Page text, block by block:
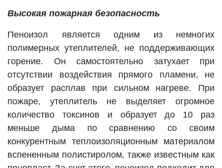
Высокая пожарная безопасность
Пеноизол является одним из немногих
полимерных утеплителей, не поддерживающих
горение. Он самостоятельно затухает при
отсутствии воздействия прямого пламени, не
образует расплав при сильном нагреве. При
пожаре, утеплитель не выделяет огромное
количество токсинов и образует до 10 раз
меньше дыма по сравнению со своим
конкурентным теплоизоляционным материалом
вспененным полистиролом, также известным как